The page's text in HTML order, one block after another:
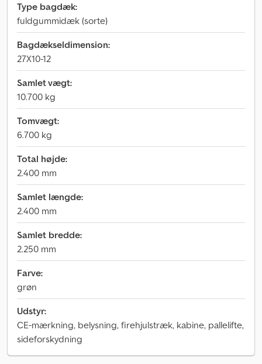
Type bagdæk:
fuldgummidæk (sorte)
Bagdækseldimension:
27X10-12
Samlet vægt:
10.700 kg
Tomvægt:
6.700 kg
Total højde:
2.400 mm
Samlet længde:
2.400 mm
Samlet bredde:
2.250 mm
Farve:
grøn
Udstyr:
CE-mærkning, belysning, firehjulstræk, kabine, pallelifte,
sideforskydning